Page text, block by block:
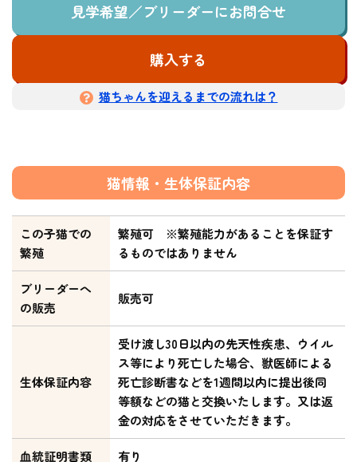
見学希望／ブリーダーにお問合せ
購入する
猫ちゃんを迎えるまでの流れは？
猫情報・生体保証内容
この子猫での
繁殖
繁殖可 ※繁殖能力があることを保証す
るものではありません
ブリーダーへ
の販売
販売可
生体保証内容
受け渡し30日以内の先天性疾患、ウイル
ス等により死亡した場合、獣医師による
死亡診断書などを1週間以内に提出後同
等額などの猫と交換いたします。又は返
金の対応をさせていただきます。
血統証明書類 有り